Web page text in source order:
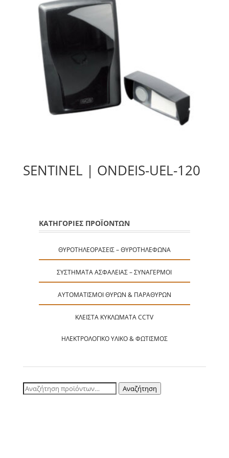
SENTINEL | ONDEIS-UEL-120
ΚΑΤΗΓΟΡΙΕΣ ΠΡΟΪΟΝΤΩΝ
ΘΥΡΟΤΗΛΕΟΡΆΣΕΙΣ – ΘΥΡΟΤΗΛΈΦΩΝΑ
ΣΥΣΤΉΜΑΤΑ ΑΣΦΑΛΕΊΑΣ – ΣΥΝΑΓΕΡΜΟΊ
ΑΥΤΟΜΑΤΙΣΜΟΊ ΘΥΡΏΝ & ΠΑΡΑΘΎΡΩΝ
ΚΛΕΙΣΤΆ ΚΥΚΛΏΜΑΤΑ CCTV
ΗΛΕΚΤΡΟΛΟΓΙΚΌ ΥΛΙΚΌ & ΦΩΤΙΣΜΌΣ
Αναζήτηση
Αναζήτηση